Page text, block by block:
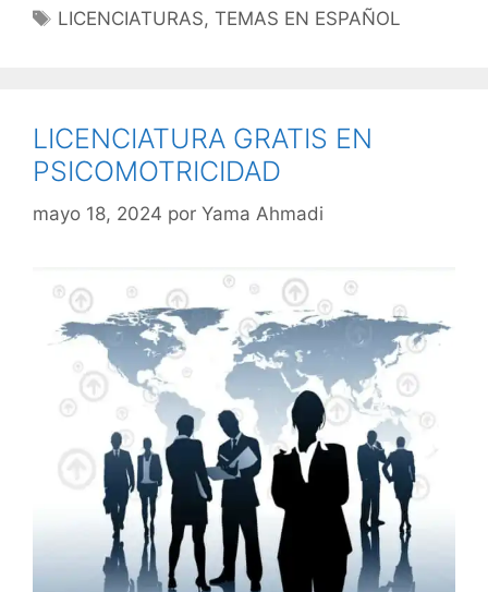
Etiquetas
LICENCIATURAS,TEMAS EN ESPAÑOL
LICENCIATURA GRATIS EN
PSICOMOTRICIDAD
mayo 18, 2024 por Yama Ahmadi